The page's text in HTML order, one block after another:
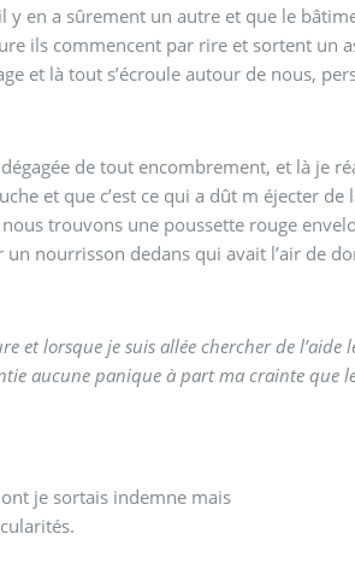
y en a sûrement un autre et que le
ils commencent par rire et sortent un
et là tout s’écroule autour de nous,
de tout encombrement, et là je
et que c’est ce qui a dût m éjecter
trouvons une poussette rouge
nourrisson dedans qui avait l’air de
et lorsque je suis allée chercher de l’aide
aucune panique à part ma crainte que
je sortais indemne mais